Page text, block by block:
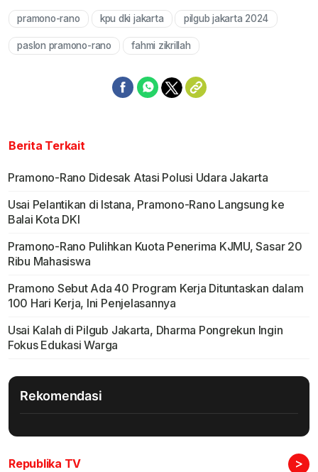
Mute
pramono-rano kpu dki jakarta pilgub jakarta 2024
paslon pramono-rano fahmi zikrillah
Berita Terkait
Pramono-Rano Didesak Atasi Polusi Udara Jakarta
Usai Pelantikan di Istana, Pramono-Rano Langsung ke
Balai Kota DKI
Pramono-Rano Pulihkan Kuota Penerima KJMU, Sasar 20
Ribu Mahasiswa
Pramono Sebut Ada 40 Program Kerja Dituntaskan dalam
100 Hari Kerja, Ini Penjelasannya
Usai Kalah di Pilgub Jakarta, Dharma Pongrekun Ingin
Fokus Edukasi Warga
Rekomendasi
Republika TV >